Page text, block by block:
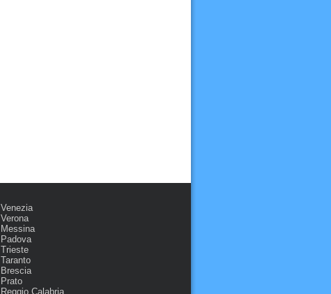
Venezia
Verona
Messina
Padova
Trieste
Taranto
Brescia
Prato
Reggio Calabria